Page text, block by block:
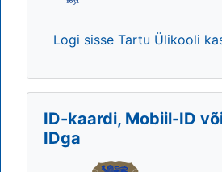
Logi sisse Tartu Ülikooli
ID-kaardi, Mobiil-ID
IDga